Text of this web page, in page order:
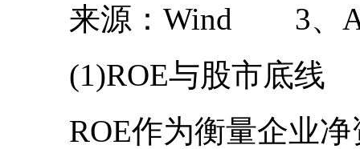
来源：Wind 3、A股
(1)ROE与股市底线
ROE作为衡量企业净